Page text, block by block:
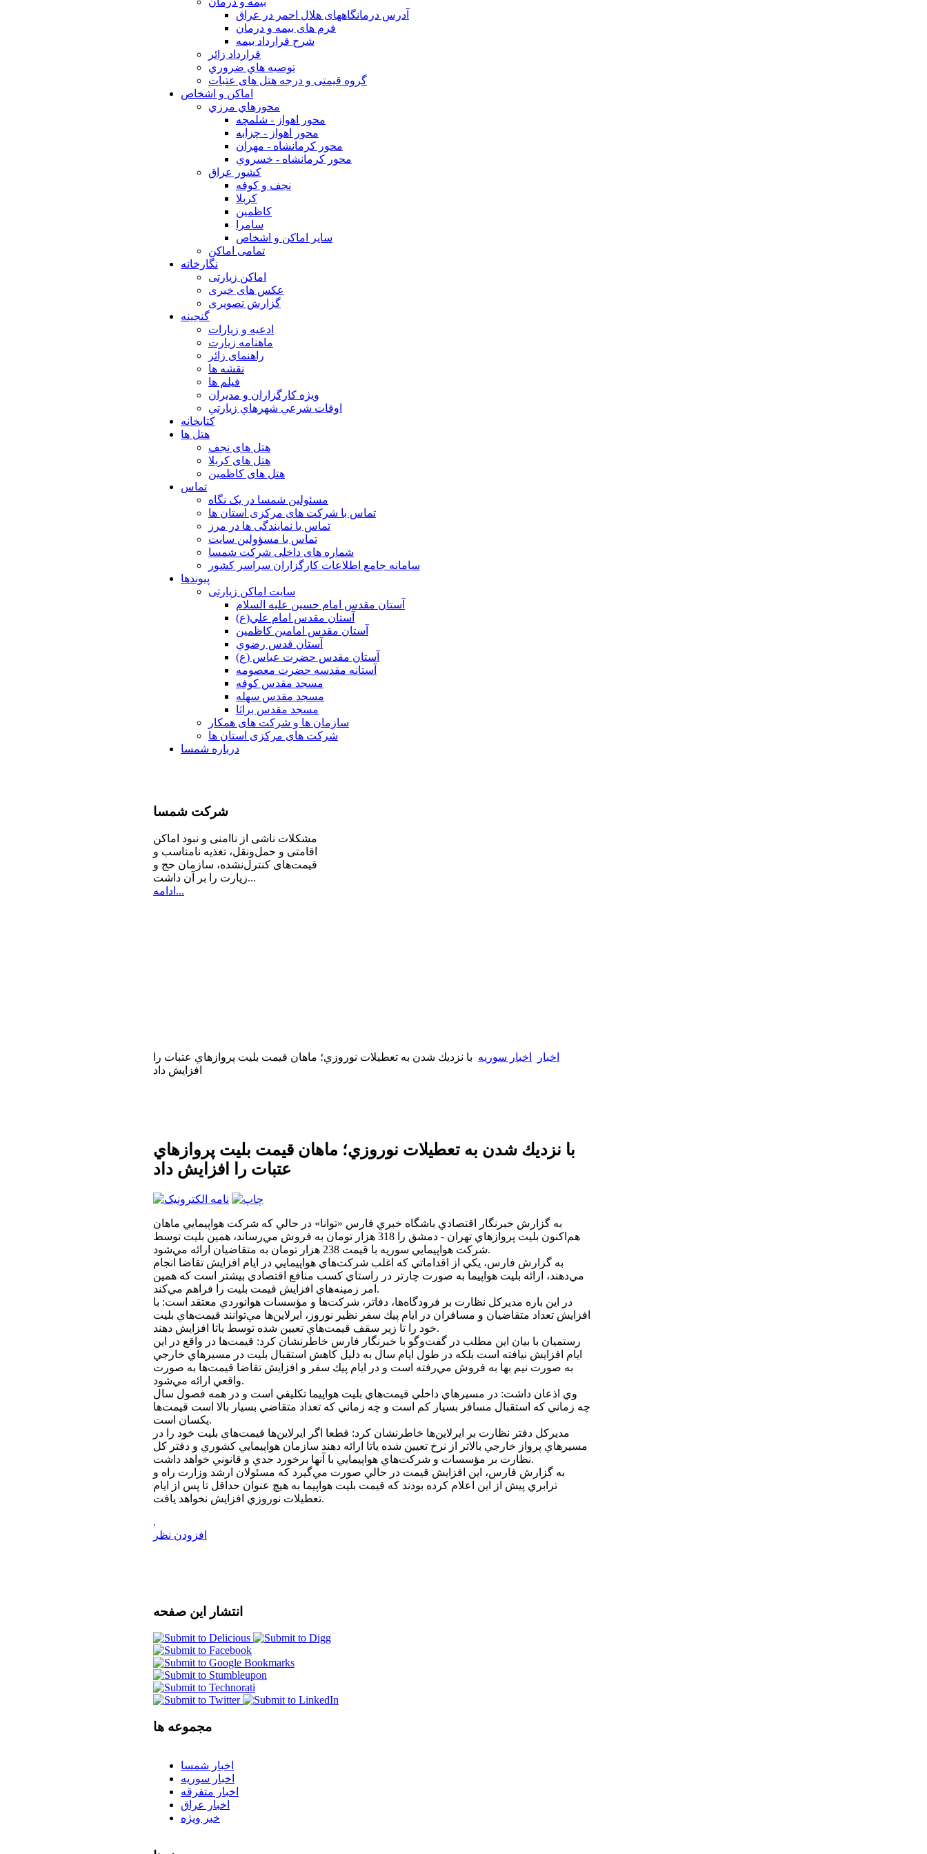
آدرس درمانگاههای هلال احمر در عراق
فرم های بیمه و درمان
شرح قرارداد بیمه
قرارداد زائر
توصيه هاي ضروري
گروه قیمتی و درجه هتل های عتبات
اماکن و اشخاص
محورهاي مرزي
محور اهواز - شلمچه
محور اهواز - چزابه
محور كرمانشاه - مهران
محور كرمانشاه - خسروي
كشور عراق
نجف و كوفه
كربلا
كاظمين
سامرا
ساير اماكن و اشخاص
تمامی اماکن
نگارخانه
اماکن زیارتی
عکس های خبری
گزارش تصویری
گنجینه
ادعیه و زیارات
ماهنامه زیارت
راهنمای زائر
نقشه ها
فیلم ها
ويژه كارگزاران و مديران
اوقات شرعي شهرهاي زيارتي
کتابخانه
هتل ها
هتل های نجف
هتل های کربلا
هتل های کاظمین
تماس
مسئولین شمسا در یک نگاه
تماس با شرکت های مرکزی استان ها
تماس با نمایندگی ها در مرز
تماس با مسؤولین سایت
شماره های داخلی شرکت شمسا
سامانه جامع اطلاعات کارگزاران سراسر کشور
پیوندها
سایت اماکن زیارتی
آستان مقدس امام حسين عليه السلام
آستان مقدس امام علي(ع)
آستان مقدس امامين كاظمين
آستان قدس رضوي
آستان مقدس حضرت عباس (ع)
آستانه مقدسه حضرت معصومه
مسجد مقدس كوفه
مسجد مقدس سهله
مسجد مقدس براثا
سازمان ها و شرکت های همکار
شرکت های مرکزی استان ها
درباره شمسا
شرکت شمسا
مشكلات ناشی از ناامنی و نبود اماكن
اقامتی و حمل‌ونقل، تغذیه‌ نامناسب و
قیمت‌های كنترل‌نشده، سازمان حج و
زیارت را بر آن داشت...
ادامه...
اخبار اخبار سوریه با نزديك شدن به تعطيلات نوروزي؛ ماهان قيمت بليت پروازهاي عتبات را
افزايش داد
با نزديك شدن به تعطيلات نوروزي؛ ماهان قيمت بليت پروازهاي
عتبات را افزايش داد
به گزارش خبرنگار اقتصادي باشگاه خبري فارس «توانا» در حالي كه شركت هواپيمايي ماهان
هم‌اكنون بليت پروازهاي تهران - دمشق را 318 هزار تومان به فروش مي‌رساند، همين بليت توسط
شركت هواپيمايي سوريه با قيمت 238 هزار تومان به متقاضيان ارائه مي‌شود.
به گزارش فارس، يكي از اقداماتي كه اغلب شركت‌هاي هواپيمايي در ايام افزايش تقاضا انجام
مي‌دهند، ارائه بليت هواپيما به صورت چارتر در راستاي كسب منافع اقتصادي بيشتر است كه همين
امر زمينه‌هاي افزايش قيمت بليت را فراهم مي‌كند.
در اين باره مديركل نظارت بر فرودگاه‌ها، دفاتر، شركت‌ها و مؤسسات هوانوردي معتقد است: با
افزايش تعداد متقاضيان و مسافران در ايام پيك سفر نظير نوروز، ايرلاين‌ها مي‌توانند قيمت‌هاي بليت
خود را تا زير سقف قيمت‌هاي تعيين شده توسط ياتا افزايش دهند.
رستميان با بيان اين مطلب در گفت‌وگو با خبرنگار فارس خاطرنشان كرد: قيمت‌ها در واقع در اين
ايام افزايش نيافته است بلكه در طول ايام سال به دليل كاهش استقبال بليت در مسير‌هاي خارجي
به صورت نيم بها به فروش مي‌رفته است و در ايام پيك سفر و افزايش تقاضا قيمت‌ها به صورت
واقعي ارائه مي‌شود.
وي اذعان داشت: در مسيرهاي داخلي قيمت‌هاي بليت هواپيما تكليفي است و در همه فصول سال
چه زماني كه استقبال مسافر بسيار كم است و چه زماني كه تعداد متقاضي بسيار بالا است قيمت‌ها
يكسان است.
مديركل دفتر نظارت بر ايرلاين‌ها خاطرنشان كرد: قطعا اگر ايرلاين‌ها قيمت‌هاي بليت خود را در
مسيرهاي پرواز خارجي بالاتر از نرخ تعيين شده ياتا ارائه دهند سازمان هواپيمايي كشوري و دفتر كل
نظارت بر مؤسسات و شركت‌هاي هواپيمايي با آنها برخورد جدي و قانوني خواهد داشت.
به گزارش فارس، اين افزايش قيمت در حالي صورت مي‌گيرد كه مسئولان ارشد وزارت راه و
ترابري پيش از اين اعلام كرده بودند كه قيمت بليت هواپيما به هيچ عنوان حداقل تا پس از ايام
تعطيلات نوروزي افزايش نخواهد يافت.
.
افزودن نظر
انتشار این صفحه
مجموعه ها
اخبار شمسا
اخبار سوریه
اخبار متفرقه
اخبار عراق
خبر ویژه